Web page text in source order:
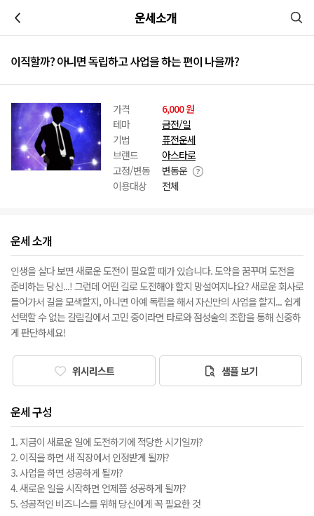
운세소개
이직할까? 아니면 독립하고 사업을 하는 편이 나을까?
가격
6,000 원
테마
금전/일
기법
퓨전운세
브랜드
아스타로
고정/변동
변동운
이용대상
전체
운세 소개
인생을 살다 보면 새로운 도전이 필요할 때가 있습니다. 도약을 꿈꾸며 도전을
준비하는 당신...! 그런데 어떤 길로 도전해야 할지 망설여지나요? 새로운 회사로
들어가서 길을 모색할지, 아니면 아예 독립을 해서 자신만의 사업을 할지... 쉽게
선택할 수 없는 갈림길에서 고민 중이라면 타로와 점성술의 조합을 통해 신중하
게 판단하세요!
위시리스트 샘플 보기
운세 구성
1. 지금이 새로운 일에 도전하기에 적당한 시기일까?
2. 이직을 하면 새 직장에서 인정받게 될까?
3. 사업을 하면 성공하게 될까?
4. 새로운 일을 시작하면 언제쯤 성공하게 될까?
5. 성공적인 비즈니스를 위해 당신에게 꼭 필요한 것